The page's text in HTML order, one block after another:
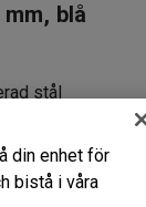
blå
stål
din enhet för
bistå i våra